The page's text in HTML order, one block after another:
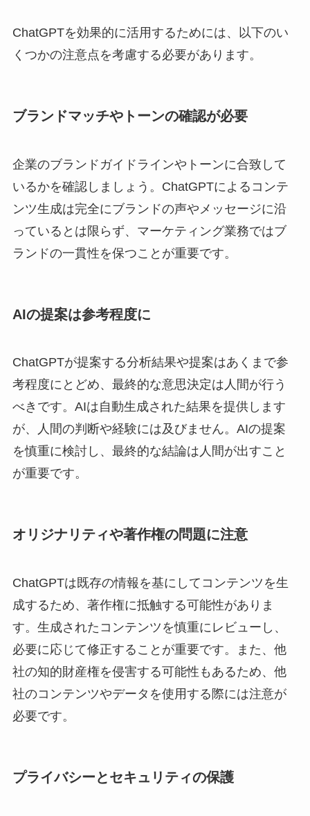
ChatGPTを効果的に活用するためには、以下のい
くつかの注意点を考慮する必要があります。
ブランドマッチやトーンの確認が必要
企業のブランドガイドラインやトーンに合致して
いるかを確認しましょう。ChatGPTによるコンテ
ンツ生成は完全にブランドの声やメッセージに沿
っているとは限らず、マーケティング業務ではブ
ランドの一貫性を保つことが重要です。
AIの提案は参考程度に
ChatGPTが提案する分析結果や提案はあくまで参
考程度にとどめ、最終的な意思決定は人間が行う
べきです。AIは自動生成された結果を提供します
が、人間の判断や経験には及びません。AIの提案
を慎重に検討し、最終的な結論は人間が出すこと
が重要です。
オリジナリティや著作権の問題に注意
ChatGPTは既存の情報を基にしてコンテンツを生
成するため、著作権に抵触する可能性がありま
す。生成されたコンテンツを慎重にレビューし、
必要に応じて修正することが重要です。また、他
社の知的財産権を侵害する可能性もあるため、他
社のコンテンツやデータを使用する際には注意が
必要です。
プライバシーとセキュリティの保護